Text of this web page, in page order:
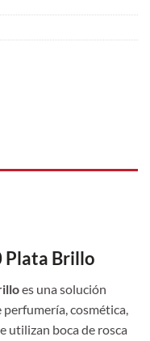
Brillo
es una solución
perfumería, cosmética,
utilizan boca de rosca